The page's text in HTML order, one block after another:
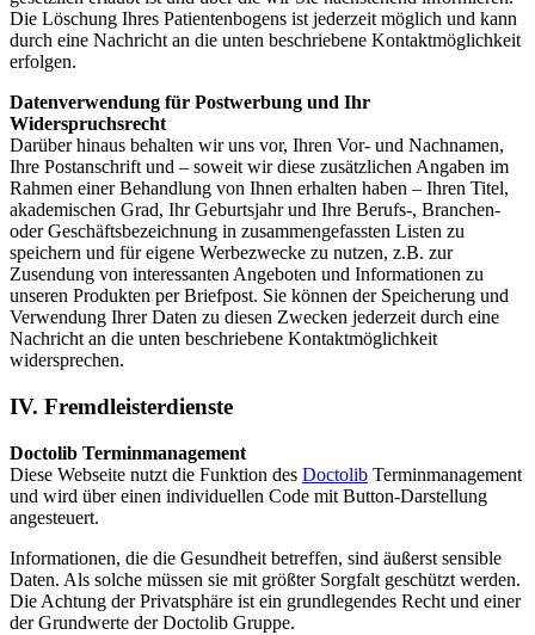
Die Löschung Ihres Patientenbogens ist jederzeit möglich und kann
durch eine Nachricht an die unten beschriebene Kontaktmöglichkeit
erfolgen.
Datenverwendung für Postwerbung und Ihr
Widerspruchsrecht
Darüber hinaus behalten wir uns vor, Ihren Vor- und Nachnamen,
Ihre Postanschrift und – soweit wir diese zusätzlichen Angaben im
Rahmen einer Behandlung von Ihnen erhalten haben – Ihren Titel,
akademischen Grad, Ihr Geburtsjahr und Ihre Berufs-, Branchen-
oder Geschäftsbezeichnung in zusammengefassten Listen zu
speichern und für eigene Werbezwecke zu nutzen, z.B. zur
Zusendung von interessanten Angeboten und Informationen zu
unseren Produkten per Briefpost. Sie können der Speicherung und
Verwendung Ihrer Daten zu diesen Zwecken jederzeit durch eine
Nachricht an die unten beschriebene Kontaktmöglichkeit
widersprechen.
IV. Fremdleisterdienste
Doctolib Terminmanagement
Diese Webseite nutzt die Funktion des Doctolib Terminmanagement
und wird über einen individuellen Code mit Button-Darstellung
angesteuert.
Informationen, die die Gesundheit betreffen, sind äußerst sensible
Daten. Als solche müssen sie mit größter Sorgfalt geschützt werden.
Die Achtung der Privatsphäre ist ein grundlegendes Recht und einer
der Grundwerte der Doctolib Gruppe.